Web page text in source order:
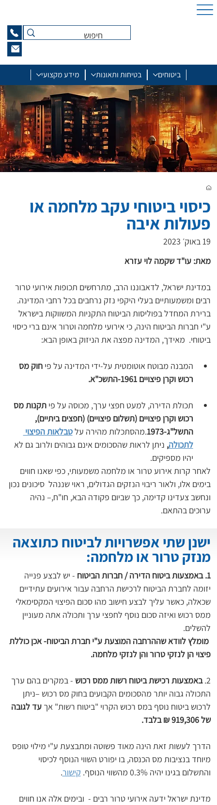
ביטוחים בטיחות ותאונות מידע מקצועי
כיסוי ביטוחי עקב מלחמה או
פעולות איבה
19 באוק׳ 2023
מאת: עו"ד שקמה לוי עזרא
במדינת ישראל, לדאבוננו הרב, מתרחשים תכופות אירועי טרור
רבים ומשמעותיים בעלי היקפי נזק נרחבים בכל רחבי המדינה.
ברירת המחדל בפוליסות הביטוח התקניות המשווקות בישראל
ע"י חברות הביטוח הינה, כי אירועי מלחמה וטרור אינם ברי כיסוי
ביטוחי.  מאידך, המדינה מפצה את הניזוק באופן הבא:
המבנה מבוטח אוטומטית על-ידי המדינה על פי חוק מס
רכוש וקרן פיצויים 1961-התשכ"א.
תכולת הדירה, למעט חפצי ערך, מכוסה על פי תקנות מס
רכוש וקרן פיצויים (תשלום פיצויים) (חפצים ביתיים),
התשל"ג-1973
.מהסתכלות מהירה על טבלאות הפיצוי
לתכולה, ניתן לראות שהסכומים אינם גבוהים ולרוב גם לא
יהיו מספיקים.
לאחר קרות אירוע טרור או מלחמה משמעותי, כפי שאנו חווים
בימים אלו, ולאור ריבוי הנזקים הגדולים, ראוי שננהל  סיכונים נכון
ונחשב צעדינו קדימה, כך שביום פקודה הבא, חו"ח,– נהיה
ערוכים בהתאם.
ישנן שתי אפשרויות לביטוח כתוצאה
מנזק טרור או מלחמה:
1. באמצעות ביטוח הדירה / חברות הביטוח - יש לבצע פנייה
יזומה לחברת הביטוח לרכישת הרחבה עבור אירועים עתידיים
שכאלה, כאשר עליך לבצע חישוב מהו סכום הפיצוי המקסימאלי
ממס רכוש ואיזה סכום נוסף לחפצי ערך ותכולה אתה מעוניין
מומלץ לוודא שההרחבה המוצעת ע"י חברת הביטוח- אכן כוללת
פיצוי הן לנזקי טרור והן לנזקי מלחמה.
2. באמצעות רכישת ביטוח רשות ממס רכוש - במקרים בהם ערך
התכולה גבוה יותר מהסכומים הקבועים בחוק מס רכוש –ניתן
לרכוש ביטוח נוסף במס רכוש הקרוי "ביטוח רשות" אך עד לגובה
של 919,306 ₪ בלבד.
הדרך לעשות זאת הינה מאוד פשוטה ומתבצעת ע"י מילוי טופס
מיוחד בנציבות מס הכנסה, בו יפורט השווי הנוסף לכיסוי
והתשלום בגינו יהיה 0.3% מהשווי הנוסף.
קישור.
מדינת ישראל ידעה אירועי טרור רבים -  ובימים אלה אנו חווים